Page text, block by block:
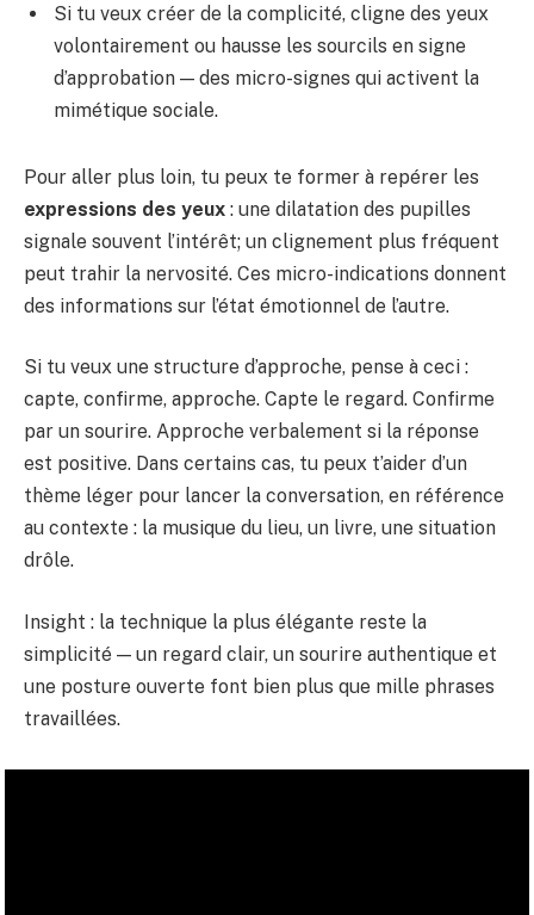
Si tu veux créer de la complicité, cligne des yeux
volontairement ou hausse les sourcils en signe
d’approbation — des micro-signes qui activent la
mimétique sociale.
Pour aller plus loin, tu peux te former à repérer les
expressions des yeux : une dilatation des pupilles
signale souvent l’intérêt; un clignement plus fréquent
peut trahir la nervosité. Ces micro-indications donnent
des informations sur l’état émotionnel de l’autre.
Si tu veux une structure d’approche, pense à ceci :
capte, confirme, approche. Capte le regard. Confirme
par un sourire. Approche verbalement si la réponse
est positive. Dans certains cas, tu peux t’aider d’un
thème léger pour lancer la conversation, en référence
au contexte : la musique du lieu, un livre, une situation
drôle.
Insight : la technique la plus élégante reste la
simplicité — un regard clair, un sourire authentique et
une posture ouverte font bien plus que mille phrases
travaillées.